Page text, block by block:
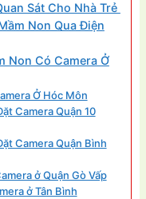
Sát Cho Nhà Trẻ
Non Qua Điện
Non Có Camera Ở
Ở Hóc Môn
Camera Quận 10
Camera Quận Bình
ở Quận Gò Vấp
ở Tân Bình